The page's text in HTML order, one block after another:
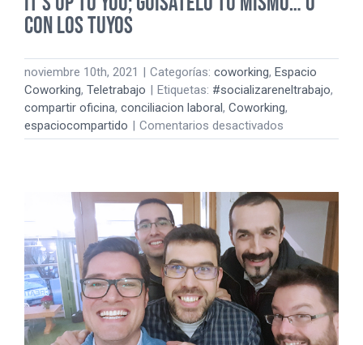
con los tuyos
noviembre 10th, 2021 Categorías: coworking, Espacio
Coworking, Teletrabajo Etiquetas: #socializareneltrabajo,
compartir oficina, conciliacion laboral, Coworking,
espaciocompartido
Comentarios desactivados
It’s
you;
guísatelo
tú
mismo…
o
con
los
tuyos